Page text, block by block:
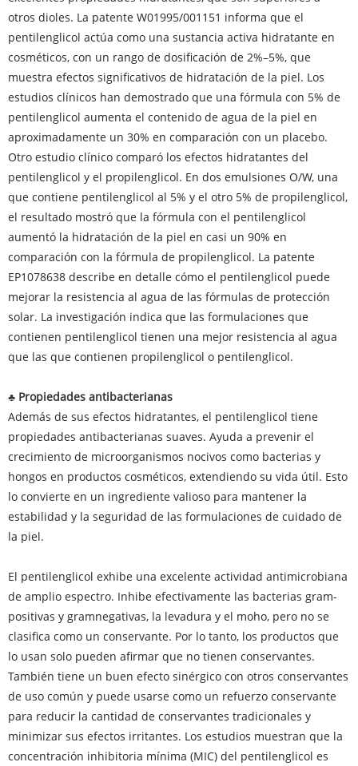
otros dioles. La patente W01995/001151 informa que el
pentilenglicol actúa como una sustancia activa hidratante en
cosméticos, con un rango de dosificación de 2%–5%, que
muestra efectos significativos de hidratación de la piel. Los
estudios clínicos han demostrado que una fórmula con 5% de
pentilenglicol aumenta el contenido de agua de la piel en
aproximadamente un 30% en comparación con un placebo.
Otro estudio clínico comparó los efectos hidratantes del
pentilenglicol y el propilenglicol. En dos emulsiones O/W, una
que contiene pentilenglicol al 5% y el otro 5% de propilenglicol,
el resultado mostró que la fórmula con el pentilenglicol
aumentó la hidratación de la piel en casi un 90% en
comparación con la fórmula de propilenglicol. La patente
EP1078638 describe en detalle cómo el pentilenglicol puede
mejorar la resistencia al agua de las fórmulas de protección
solar. La investigación indica que las formulaciones que
contienen pentilenglicol tienen una mejor resistencia al agua
que las que contienen propilenglicol o pentilenglicol.
♣ Propiedades antibacterianas
Además de sus efectos hidratantes, el pentilenglicol tiene
propiedades antibacterianas suaves. Ayuda a prevenir el
crecimiento de microorganismos nocivos como bacterias y
hongos en productos cosméticos, extendiendo su vida útil. Esto
lo convierte en un ingrediente valioso para mantener la
estabilidad y la seguridad de las formulaciones de cuidado de
la piel.
El pentilenglicol exhibe una excelente actividad antimicrobiana
de amplio espectro. Inhibe efectivamente las bacterias gram-
positivas y gramnegativas, la levadura y el moho, pero no se
clasifica como un conservante. Por lo tanto, los productos que
lo usan solo pueden afirmar que no tienen conservantes.
También tiene un buen efecto sinérgico con otros conservantes
de uso común y puede usarse como un refuerzo conservante
para reducir la cantidad de conservantes tradicionales y
minimizar sus efectos irritantes. Los estudios muestran que la
concentración inhibitoria mínima (MIC) del pentilenglicol es